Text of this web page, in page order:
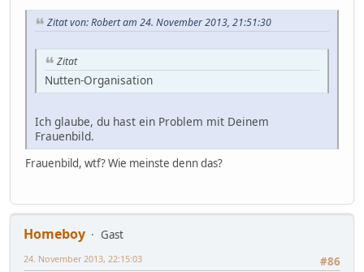
Zitat von: Robert am 24. November 2013, 21:51:30
Zitat
Nutten-Organisation
Ich glaube, du hast ein Problem mit Deinem
Frauenbild.
Frauenbild, wtf? Wie meinste denn das?
Homeboy
Gast
#86
24. November 2013, 22:15:03